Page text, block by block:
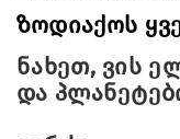
ზოდიაქოს
ნახეთ, ვის
და